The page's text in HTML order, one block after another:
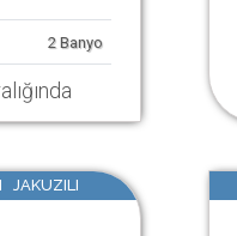
2 Banyo
JAKUZILI